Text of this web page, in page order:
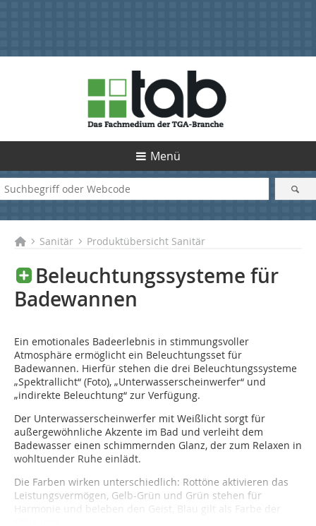
Menü
Sanitär Produktübersicht Sanitär
Beleuchtungssysteme für
Badewannen
Ein emotionales Badeerlebnis in stimmungsvoller
Atmosphäre ermöglicht ein Beleuchtungsset für
Badewannen. Hierfür stehen die drei Beleuchtungssysteme
„Spektrallicht“ (Foto), „Unterwasserscheinwerfer“ und
„indirekte Beleuchtung“ zur Verfügung.
Der Unterwasserscheinwerfer mit Weißlicht sorgt für
außergewöhnliche Akzente im Bad und verleiht dem
Badewasser einen schimmernden Glanz, der zum Relaxen in
wohltuender Ruhe einlädt.
Die Farben wirken unterschiedlich: Rottöne aktivieren das
Leistungsvermögen, Gelb-Grün und Grün stehen für
Harmonie und beleben den Geist, Blau gilt als Farbe der